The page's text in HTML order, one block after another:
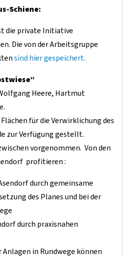
Schiene:
die private Initiative
Die von der Arbeitsgruppe
sind hier gespeichert.
Heere, Hartmut
für die Verwirklichung des
zur Verfügung gestellt.
vorgenommen. Von den
profitieren :
durch gemeinsame
des Planes und bei der
durch praxisnahen
in Rundwege können